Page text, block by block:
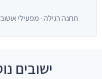
תחנה רגילה · מפעילי אוטובוסים
ישובים